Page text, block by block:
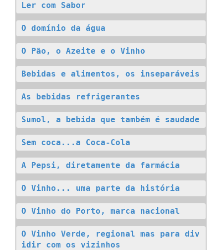
Ler com Sabor
O domínio da água
O Pão, o Azeite e o Vinho
Bebidas e alimentos, os inseparáveis
As bebidas refrigerantes
Sumol, a bebida que também é saudade
Sem coca...a Coca-Cola
A Pepsi, diretamente da farmácia
O Vinho... uma parte da história
O Vinho do Porto, marca nacional
O Vinho Verde, regional mas para div
idir com os vizinhos